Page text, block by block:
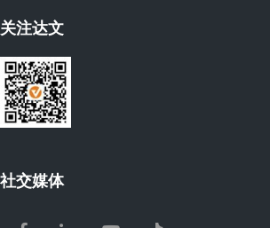
关注达文
社交媒体